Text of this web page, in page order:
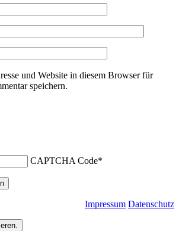
und Website in diesem Browser für
speichern.
CAPTCHA Code*
Impressum Datenschutz